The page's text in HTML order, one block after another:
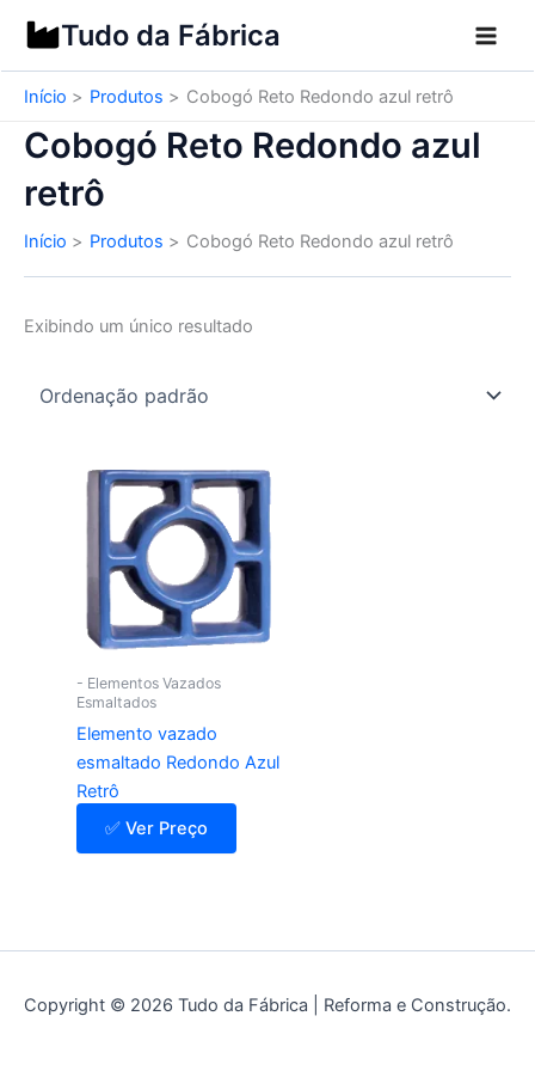
para
o
conteúdo
Tudo da Fábrica
Início Produtos Cobogó Reto Redondo azul retrô
Cobogó Reto Redondo azul
retrô
Início Produtos Cobogó Reto Redondo azul retrô
Exibindo um único resultado
- Elementos Vazados
Esmaltados
Elemento vazado
esmaltado Redondo Azul
Retrô
✅ Ver Preço
Copyright © 2026 Tudo da Fábrica | Reforma e Construção.